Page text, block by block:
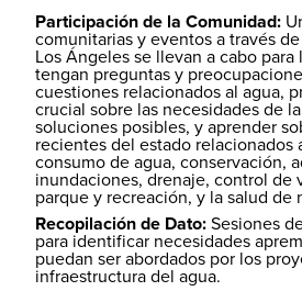
Participación de la Comunidad:
comunitarias y eventos a través
Los Ángeles se llevan a cabo
tengan preguntas y
cuestiones relacionados al agua,
crucial sobre las necesidades de
soluciones posibles, y aprender
recientes del estado relacionados
consumo de agua, conservación,
inundaciones, drenaje, control de
parque y recreación, y la salud de
Recopilación de Dato: Sesiones
para identificar necesidades
puedan ser abordados por los
infraestructura del agua.